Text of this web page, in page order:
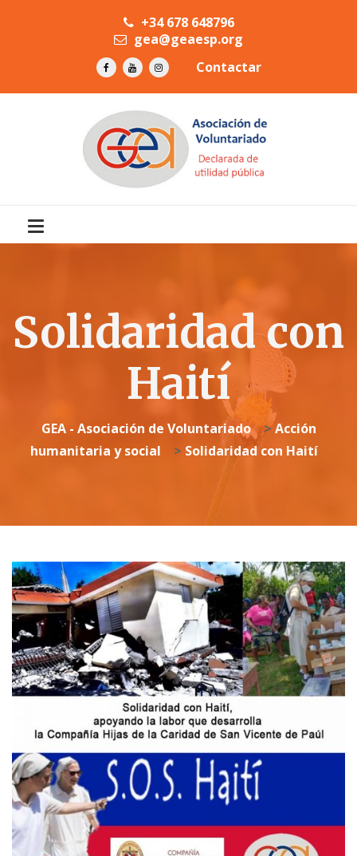
+34 678 648796
gea@geaesp.org
Contactar
Solidaridad con
Haití
GEA - Asociación de Voluntariado > Acción
humanitaria y social
> Solidaridad con Haití